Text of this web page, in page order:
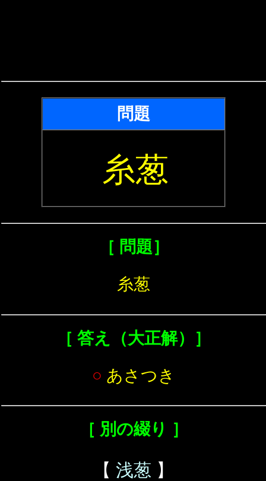
問題
糸葱
［ 問題］
糸葱
［ 答え（大正解）］
○ あさつき
［ 別の綴り ］
【 浅葱 】